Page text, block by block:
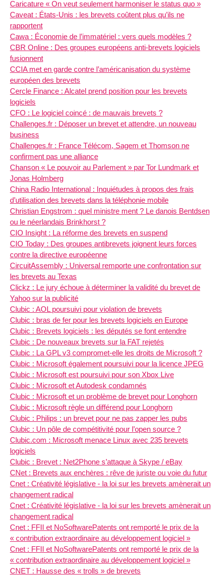
Caricature « On veut seulement harmoniser le status quo »
Caveat : États-Unis : les brevets coûtent plus qu’ils ne
rapportent
Cawa : Économie de l’immatériel : vers quels modèles ?
CBR Online : Des groupes européens anti-brevets logiciels
fusionnent
CCIA met en garde contre l’américanisation du système
européen des brevets
Cercle Finance : Alcatel prend position pour les brevets
logiciels
CFO : Le logiciel coincé : de mauvais brevets ?
Challenges.fr : Déposer un brevet et attendre, un nouveau
business
Challenges.fr : France Télécom, Sagem et Thomson ne
confirment pas une alliance
Chanson « Le pouvoir au Parlement » par Tor Lundmark et
Jonas Holmberg
China Radio International : Inquiétudes à propos des frais
d’utilisation des brevets dans la téléphonie mobile
Christian Engstrom : quel ministre ment ? Le danois Bentdsen
ou le néerlandais Brinkhorst ?
CIO Insight : La réforme des brevets en suspend
CIO Today : Des groupes antibrevets joignent leurs forces
contre la directive européenne
CircuitAssembly : Universal remporte une confrontation sur
les brevets au Texas
Clickz : Le jury échoue à déterminer la validité du brevet de
Yahoo sur la publicité
Clubic : AOL poursuivi pour violation de brevets
Clubic : bras de fer pour les brevets logiciels en Europe
Clubic : Brevets logiciels : les députés se font entendre
Clubic : De nouveaux brevets sur la FAT rejetés
Clubic : La GPL v3 compromet-elle les droits de Microsoft ?
Clubic : Microsoft également poursuivi pour la licence JPEG
Clubic : Microsoft est poursuivi pour son Xbox Live
Clubic : Microsoft et Autodesk condamnés
Clubic : Microsoft et un problème de brevet pour Longhorn
Clubic : Microsoft règle un différend pour Longhorn
Clubic : Philips : un brevet pour ne pas zapper les pubs
Clubic : Un pôle de compétitivité pour l’open source ?
Clubic.com : Microsoft menace Linux avec 235 brevets
logiciels
Clubic : Brevet : Net2Phone s’attaque à Skype / eBay
CNet : Brevets aux enchères : rêve de juriste ou voie du futur
Cnet : Créativité législative - la loi sur les brevets amènerait un
changement radical
Cnet : Créativité législative - la loi sur les brevets amènerait un
changement radical
Cnet : FFII et NoSoftwarePatents ont remporté le prix de la
« contribution extraordinaire au développement logiciel »
Cnet : FFII et NoSoftwarePatents ont remporté le prix de la
« contribution extraordinaire au développement logiciel »
CNET : Hausse des « trolls » de brevets